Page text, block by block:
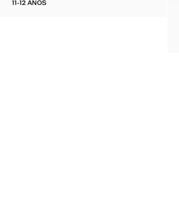
11-12 ANOSVESTIDO DE ALGODÃO COM FOLHOS